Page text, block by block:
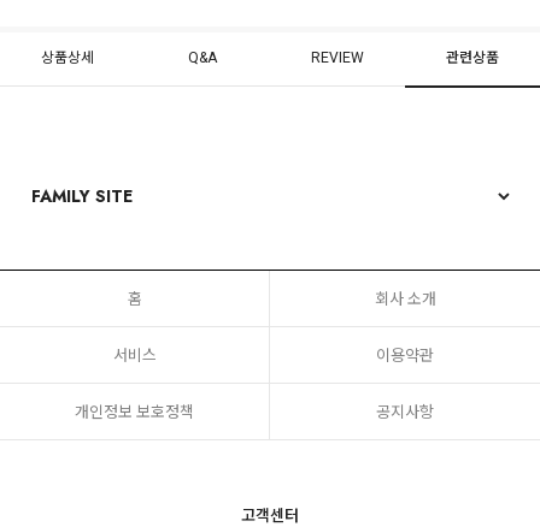
상품상세 Q&A REVIEW 관련상품
홈 회사 소개
서비스 이용약관
개인정보 보호정책 공지사항
고객센터